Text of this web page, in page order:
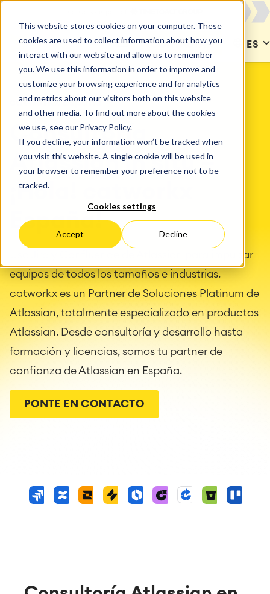
This website stores cookies on your computer. These
cookies are used to collect information about how you
interact with our website and allow us to remember
you. We use this information in order to improve and
customize your browsing experience and for analytics
and metrics about our visitors both on this website
and other media. To find out more about the cookies
we use, see our Privacy Policy.
If you decline, your information won’t be tracked when
you visit this website. A single cookie will be used in
your browser to remember your preference not to be
tracked.
Cookies settings
Accept Decline
CONTACTAR ES
catworkx España
Consultoría
Atlassian in situ –
¡Hola! catworkx
España!
Usa Jira y Confluence de Atlassian para impulsar
equipos de todos los tamaños e industrias.
catworkx es un Partner de Soluciones Platinum de
Atlassian, totalmente especializado en productos
Atlassian. Desde consultoría y desarrollo hasta
formación y licencias, somos tu partner de
confianza de Atlassian en España.
PONTE EN CONTACTO